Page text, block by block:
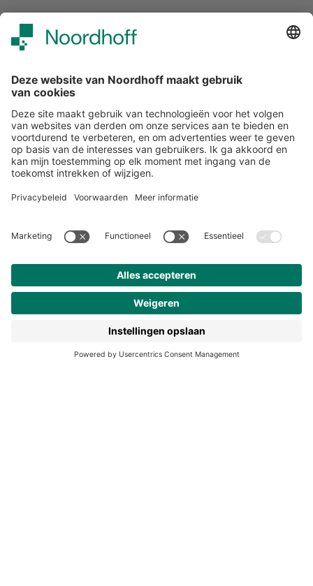
Over ons
Klantenservice